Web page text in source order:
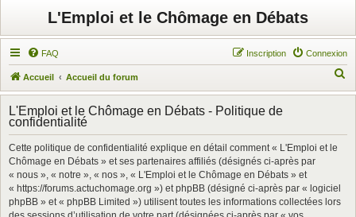
L'Emploi et le Chômage en Débats
FAQ Connexion
Inscription
Accueil Accueil du forum
e
h
L'Emploi et le Chômage en Débats - Politique de
confidentialité
Cette politique de confidentialité explique en détail comment « L'Emploi et le
Chômage en Débats » et ses partenaires affiliés (désignés ci-après par
« nous », « notre », « nos », « L'Emploi et le Chômage en Débats » et
« https://forums.actuchomage.org ») et phpBB (désigné ci-après par « logiciel
phpBB » et « phpBB Limited ») utilisent toutes les informations collectées lors